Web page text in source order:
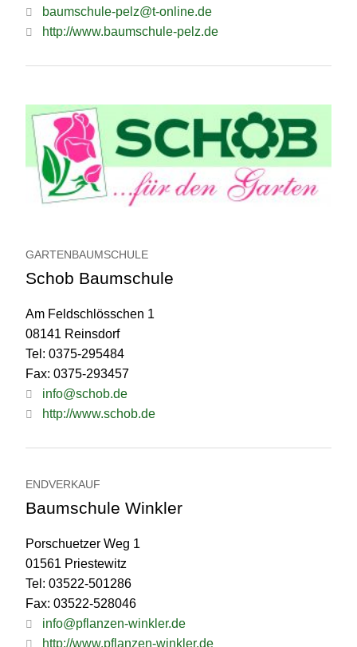
baumschule-pelz@t-online.de
http://www.baumschule-pelz.de
GARTENBAUMSCHULE
Schob Baumschule
Am Feldschlösschen 1
08141 Reinsdorf
Tel: 0375-295484
Fax: 0375-293457
info@schob.de
http://www.schob.de
ENDVERKAUF
Baumschule Winkler
Porschuetzer Weg 1
01561 Priestewitz
Tel: 03522-501286
Fax: 03522-528046
info@pflanzen-winkler.de
http://www.pflanzen-winkler.de